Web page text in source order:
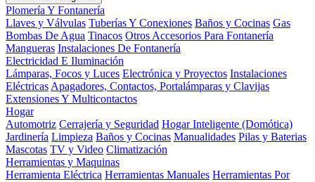
Plomería Y Fontanería
Llaves y Válvulas Tuberías Y Conexiones Baños y Cocinas Gas
Bombas De Agua Tinacos Otros Accesorios Para Fontanería
Mangueras Instalaciones De Fontanería
Electricidad E Iluminación
Lámparas, Focos y Luces Electrónica y Proyectos Instalaciones
Eléctricas Apagadores, Contactos, Portalámparas y Clavijas
Extensiones Y Multicontactos
Hogar
Automotriz Cerrajería y Seguridad Hogar Inteligente (Domótica)
Jardinería Limpieza Baños y Cocinas Manualidades Pilas y Baterias
Mascotas TV y Video Climatización
Herramientas y Maquinas
Herramienta Eléctrica Herramientas Manuales Herramientas Por